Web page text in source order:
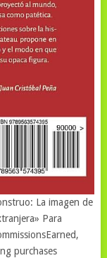
La imagen de
Para
purchases